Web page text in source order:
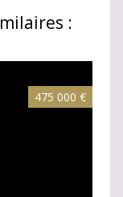
:
475 000 €